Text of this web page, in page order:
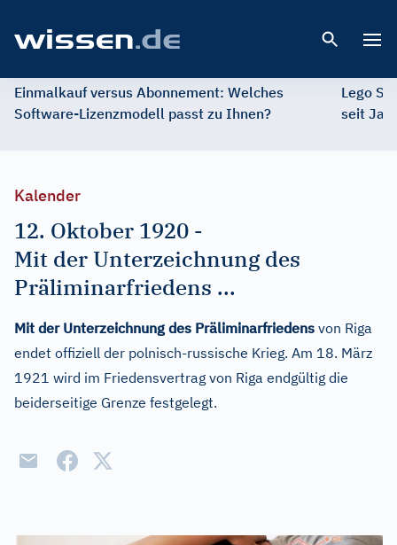
Einmalkauf versus Abonnement: Welches
Software-Lizenzmodell passt zu Ihnen?
Lego
seit
Kalender
12. Oktober 1920 -
Mit der Unterzeichnung des
Präliminarfriedens ...
Mit der Unterzeichnung des Präliminarfriedens von Riga
endet offiziell der polnisch-russische Krieg. Am 18. März
1921 wird im Friedensvertrag von Riga endgültig die
beiderseitige Grenze festgelegt.